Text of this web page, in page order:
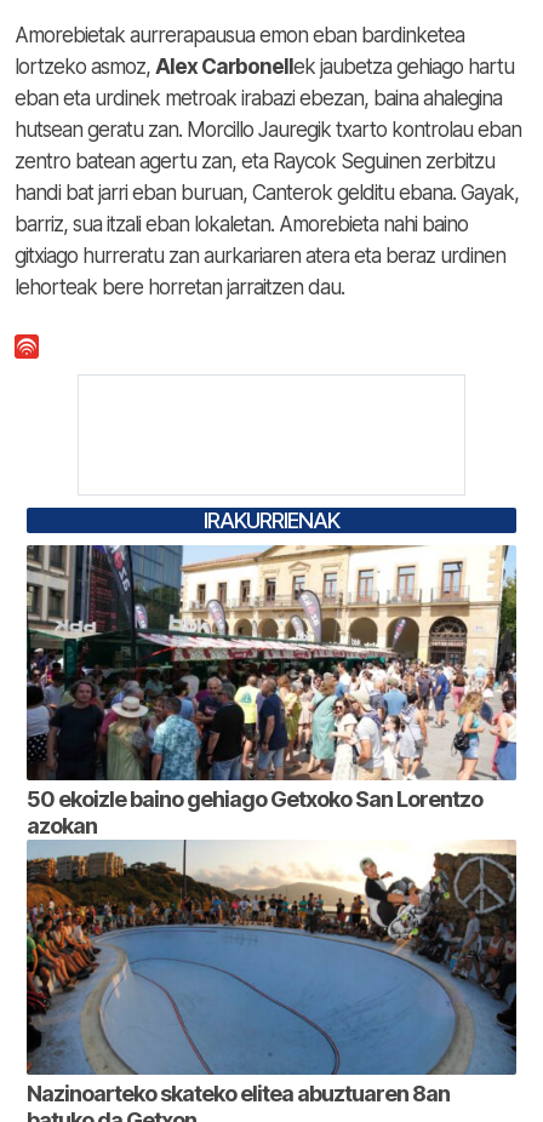
Amorebietak aurrerapausua emon eban bardinketea
lortzeko asmoz, Alex Carbonell ek jaubetza gehiago hartu
eban eta urdinek metroak irabazi ebezan, baina ahalegina
hutsean geratu zan. Morcillo Jauregik txarto kontrolau eban
zentro batean agertu zan, eta Raycok Seguinen zerbitzu
handi bat jarri eban buruan, Canterok gelditu ebana. Gayak,
barriz, sua itzali eban lokaletan. Amorebieta nahi baino
gitxiago hurreratu zan aurkariaren atera eta beraz urdinen
lehorteak bere horretan jarraitzen dau.
IRAKURRIENAK
50 ekoizle baino gehiago Getxoko San Lorentzo
azokan
Nazinoarteko skateko elitea abuztuaren 8an